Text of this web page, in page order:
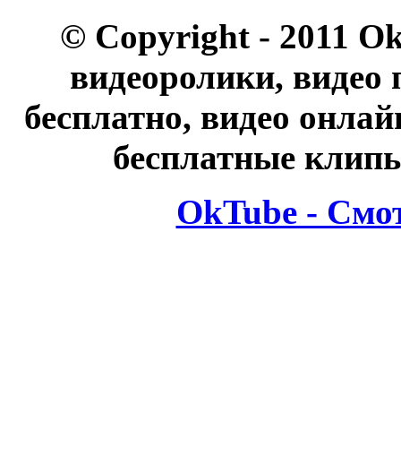
© Copyright - 2011
видеоролики, видео
бесплатно, видео
бесплатные
OkTube -